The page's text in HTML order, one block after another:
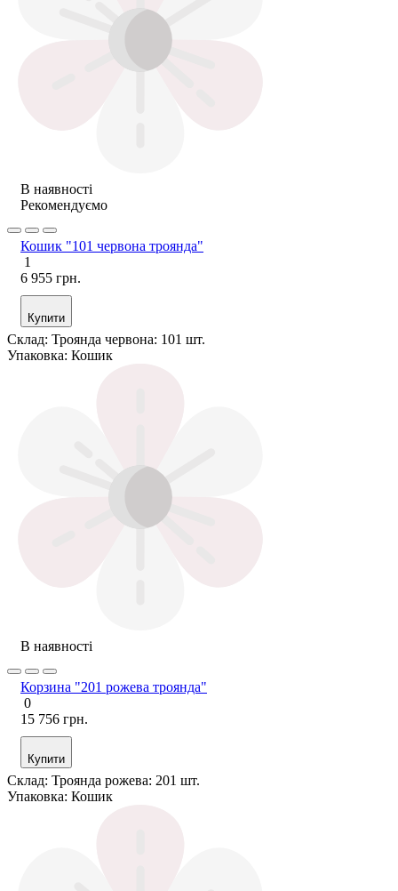
В наявності
Рекомендуємо
Кошик "101 червона троянда"
1
6 955 грн.
Купити
Склад: Троянда червона: 101 шт.
Упаковка: Кошик
В наявності
Корзина "201 рожева троянда"
0
15 756 грн.
Купити
Склад: Троянда рожева: 201 шт.
Упаковка: Кошик